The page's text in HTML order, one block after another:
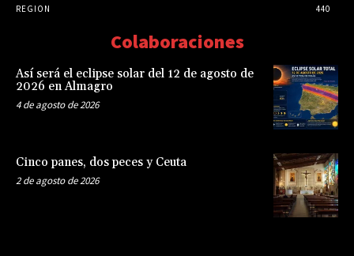
REGION
440
Colaboraciones
Así será el eclipse solar del 12 de agosto de
2026 en Almagro
4 de agosto de 2026
Cinco panes, dos peces y Ceuta
2 de agosto de 2026